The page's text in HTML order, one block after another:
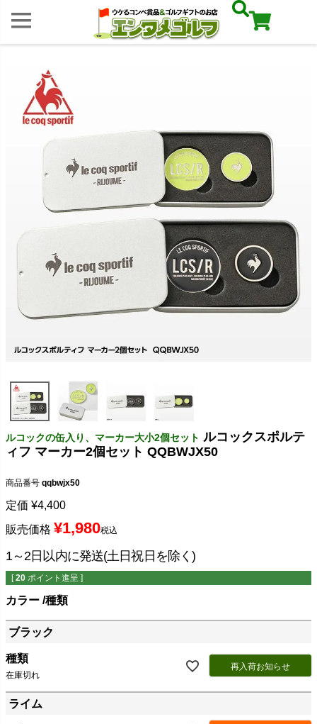
ルコックの缶入り、マーカー大小2個セット ルコックスポルテ
ィフ マーカー2個セット QQBWJX50
商品番号 qqbwjx50
定価 ¥4,400
販売価格 ¥1,980税込
1～2日以内に発送(土日祝日を除く)
[ 20 ポイント進呈 ]
カラー 種類
ブラック
種類
在庫切れ
再入荷お知らせ
ライム